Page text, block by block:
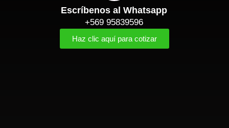
Escríbenos al Whatsapp
+569 95839596
Haz clic aquí para cotizar